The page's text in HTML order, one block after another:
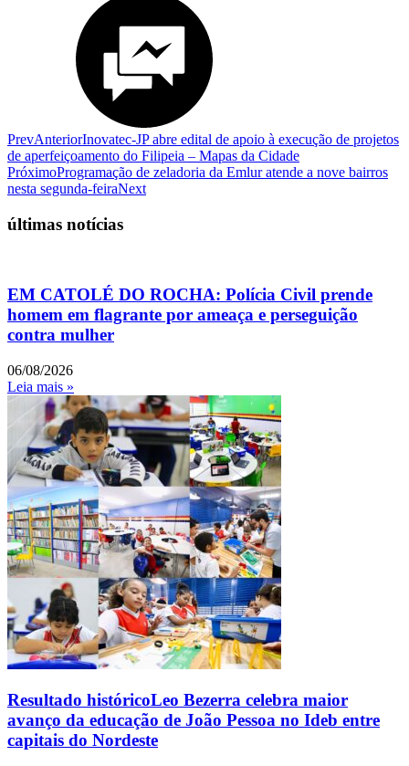
PrevAnteriorInovatec-JP abre edital de apoio à execução de projetos
de aperfeiçoamento do Filipeia – Mapas da Cidade
PróximoProgramação de zeladoria da Emlur atende a nove bairros
nesta segunda-feiraNext
últimas notícias
EM CATOLÉ DO ROCHA: Polícia Civil prende
homem em flagrante por ameaça e perseguição
contra mulher
06/08/2026
Leia mais »
Resultado históricoLeo Bezerra celebra maior
avanço da educação de João Pessoa no Ideb entre
capitais do Nordeste